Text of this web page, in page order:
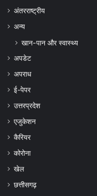
अंतरराष्ट्रीय
अन्‍य
खान-पान और स्वास्थ्य
अपडेट
अपराध
ई-पेपर
उत्तरप्रदेश
एजुकेशन
कैरियर
कोरोना
खेल
छत्तीसगढ़